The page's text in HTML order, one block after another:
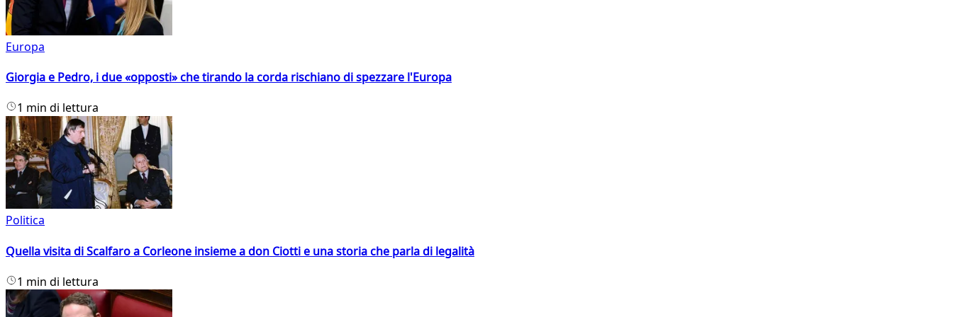
Europa
Giorgia e Pedro, i due «opposti» che tirando la corda rischiano di spezzare l'Europa
1 min di lettura
Politica
Quella visita di Scalfaro a Corleone insieme a don Ciotti e una storia che parla di legalità
1 min di lettura